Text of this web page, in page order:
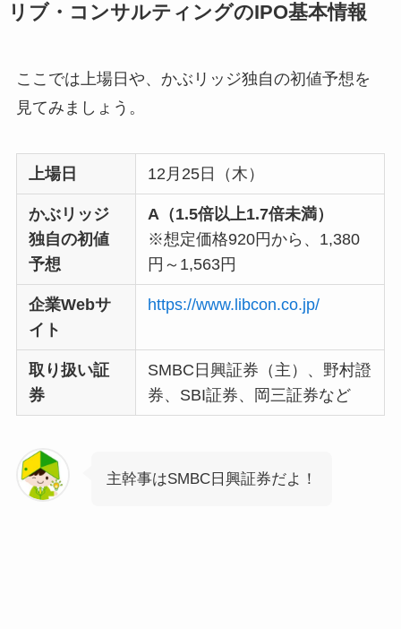
リブ・コンサルティングのIPO基本情報
ここでは上場日や、かぶリッジ独自の初値予想を
見てみましょう。
上場日 12月25日（木）
かぶリッジ
独自の初値
予想
A（1.5倍以上1.7倍未満）
※想定価格920円から、1,380
円～1,563円
企業Webサ
イト
https://www.libcon.co.jp/
取り扱い証
券
SMBC日興証券（主）、野村證
券、SBI証券、岡三証券など
主幹事はSMBC日興証券だよ！